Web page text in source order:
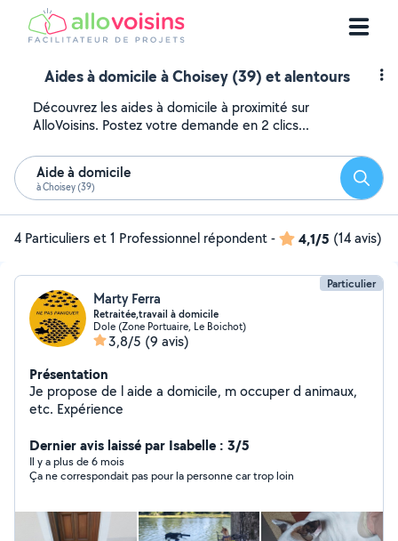
Aides à domicile à Choisey (39) et alentours
Découvrez les aides à domicile à proximité sur
AlloVoisins. Postez votre demande en 2 clics...
Aide à domicile
à Choisey (39)
4 Particuliers et 1 Professionnel répondent- 4,1/5 (14 avis)
Particulier
Marty Ferra
Retraitée,travail à domicile
Dole (Zone Portuaire, Le Boichot)
3,8/5 (9 avis)
Présentation
Je propose de l aide a domicile, m occuper d animaux,
etc. Expérience
Dernier avis laissé par Isabelle : 3/5
Il y a plus de 6 mois
Ça ne correspondait pas pour la personne car trop loin